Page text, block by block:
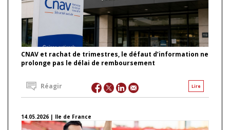
CNAV et rachat de trimestres, le défaut d’information ne
prolonge pas le délai de remboursement
Lire
Réagir
14.05.2026 | Ile de France